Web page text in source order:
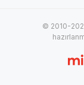
© 2010-